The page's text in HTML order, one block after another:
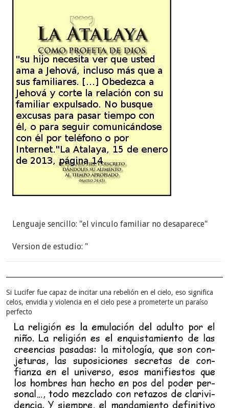
Lenguaje sencillo: "el vinculo familiar no desaparece"
Version de estudio: "
Si Lucifer fue capaz de incitar una rebelión en el cielo, eso significa
celos, envidia y violencia en el cielo pese a prometerte un paraíso
perfecto